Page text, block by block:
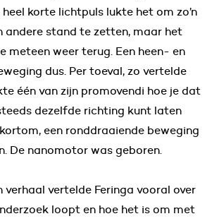
heel korte lichtpuls lukte het om zo’n
andere stand te zetten, maar het
meteen weer terug. Een heen- en
dus. Per toeval, zo vertelde
één van zijn promovendi hoe je dat
dezelfde richting kunt laten
een ronddraaiende beweging
De nanomotor was geboren.
verhaal vertelde Feringa vooral over
loopt en hoe het is om met